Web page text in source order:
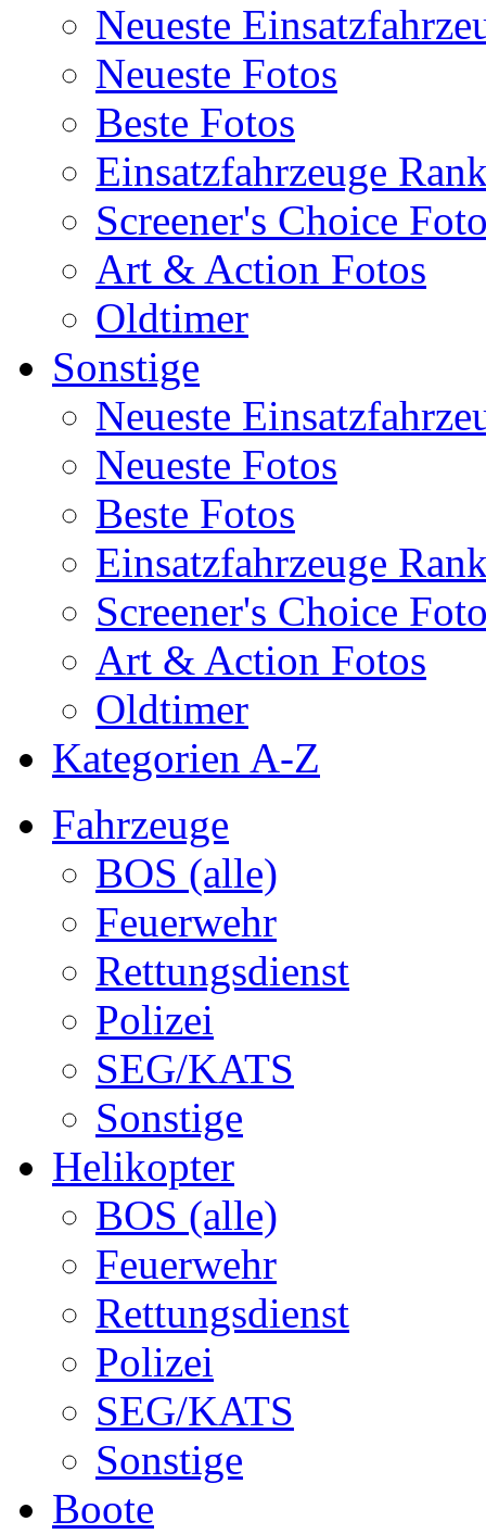
Neueste
Neueste Fotos
Beste Fotos
Einsatzfahrzeuge
Screener's Choice
Art & Action Fotos
Oldtimer
Sonstige
Neueste
Neueste Fotos
Beste Fotos
Einsatzfahrzeuge
Screener's Choice
Art & Action Fotos
Oldtimer
Kategorien A-Z
Fahrzeuge
BOS (alle)
Feuerwehr
Rettungsdienst
Polizei
SEG/KATS
Sonstige
Helikopter
BOS (alle)
Feuerwehr
Rettungsdienst
Polizei
SEG/KATS
Sonstige
Boote